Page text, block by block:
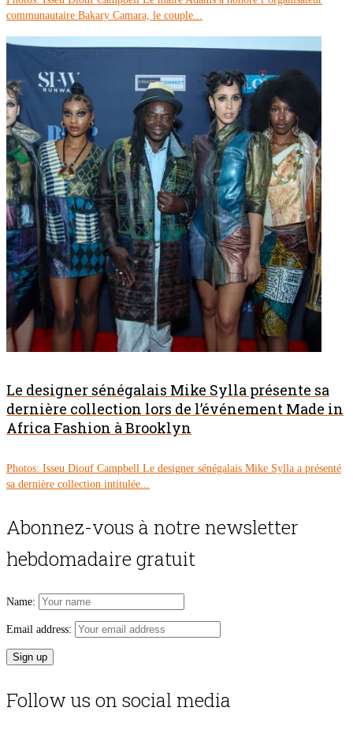
communautaire Bakary Camara, le couple...
Le designer sénégalais Mike Sylla présente sa
dernière collection lors de l’événement Made in
Africa Fashion à Brooklyn
Photos: Isseu Diouf Campbell Le designer sénégalais Mike Sylla a présenté
sa dernière collection intitulée...
Abonnez-vous à notre newsletter
hebdomadaire gratuit
Name:
Email address:
Follow us on social media